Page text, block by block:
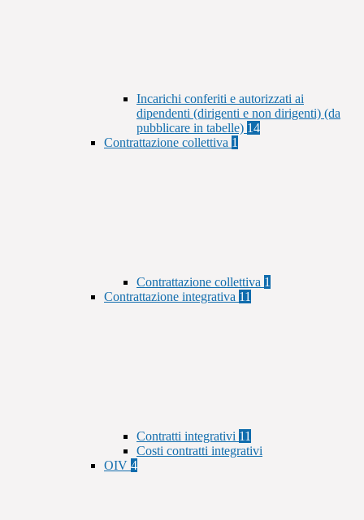
Incarichi conferiti e autorizzati ai
dipendenti (dirigenti e non dirigenti) (da
pubblicare in tabelle) 14
Contrattazione collettiva 1
Contrattazione collettiva 1
Contrattazione integrativa 11
Contratti integrativi 11
Costi contratti integrativi
OIV 4